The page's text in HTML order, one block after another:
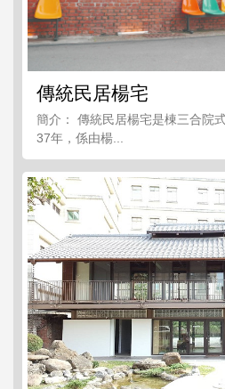
傳統民居楊宅
簡介： 傳統民居楊宅是棟三合院
37年，係由楊...